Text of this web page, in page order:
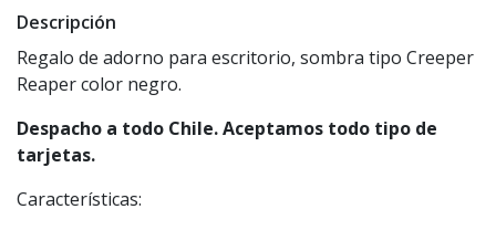
Descripción
Regalo de adorno para escritorio, sombra tipo Creeper
Reaper color negro.
Despacho a todo Chile. Aceptamos todo tipo de
tarjetas.
Características: